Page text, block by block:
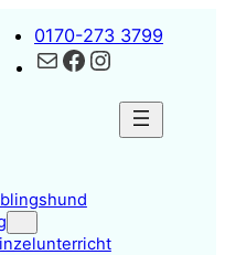
0170-273 3799
Kontakt
Facebook
Instagram